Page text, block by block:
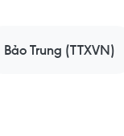
Bảo Trung (TTXVN)